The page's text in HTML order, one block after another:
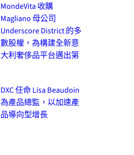
MondeVita 收購
Magliano 母公司
Underscore District 的多
數股權，為構建全新意
大利奢侈品平台邁出第
DXC 任命 Lisa Beaudoin
為產品總監，以加速產
品導向型增長